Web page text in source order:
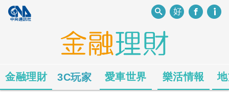
金融理財 3C玩家 愛車世界 樂活情報